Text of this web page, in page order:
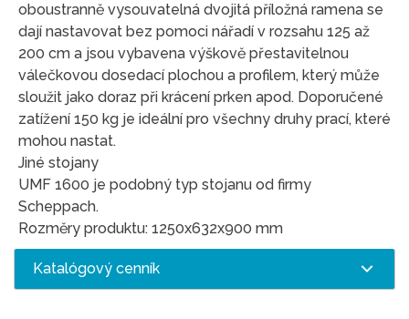
oboustranně vysouvatelná dvojitá příložná ramena se
dají nastavovat bez pomoci nářadí v rozsahu 125 až
200 cm a jsou vybavena výškově přestavitelnou
válečkovou dosedací plochou a profilem, který může
sloužit jako doraz při krácení prken apod. Doporučené
zatížení 150 kg je ideální pro všechny druhy prací, které
mohou nastat.
Jiné stojany
UMF 1600 je podobný typ stojanu od firmy
Scheppach.
Rozměry produktu: 1250x632x900 mm
Katalógový cenník